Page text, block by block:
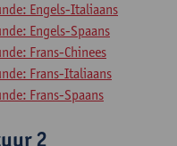
Engels-Italiaans
Engels-Spaans
Frans-Chinees
Frans-Italiaans
Frans-Spaans
2